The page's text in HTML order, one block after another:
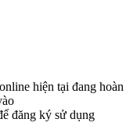
hiện tại đang hoàn
đăng ký sử dụng